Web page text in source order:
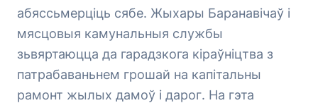
абяссьмерціць сябе. Жыхары Баранавічаў і
мясцовыя камунальныя службы
зьвяртаюцца да гарадзкога кіраўніцтва з
патрабаваньнем грошай на капітальны
рамонт жылых дамоў і дарог. На гэта